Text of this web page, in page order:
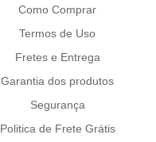
Como Comprar
Termos de Uso
Fretes e Entrega
Garantia dos produtos
Segurança
Politica de Frete Grátis